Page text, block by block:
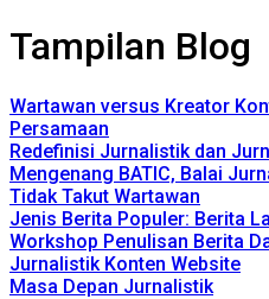
Tampilan Blog
Wartawan versus Kreator
Persamaan
Redefinisi Jurnalistik dan
Mengenang BATIC, Balai
Tidak Takut Wartawan
Jenis Berita Populer: Berita
Workshop Penulisan Berita
Jurnalistik Konten Website
Masa Depan Jurnalistik